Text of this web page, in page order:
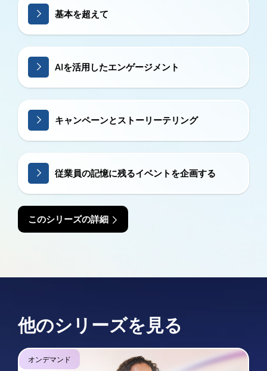
基本を超えて
AIを活用したエンゲージメント
キャンペーンとストーリーテリング
従業員の記憶に残るイベントを企画する
このシリーズの詳細
他のシリーズを見る
オンデマンド